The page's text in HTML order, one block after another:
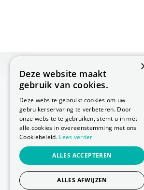
Copyright © 2026 Huis Voor Gezondheid.
Annuleringsvoorwaarden
-
-
Privacy Policy
-
Cookie Policy
Website laten maken
Deze website maakt
gebruik van cookies.
Deze website gebruikt cookies om uw
gebruikerservaring te verbeteren. Door
onze website te gebruiken, stemt u in met
alle cookies in overeenstemming met ons
Cookiebeleid. Lees verder
ALLES ACCEPTEREN
ALLES AFWIJZEN